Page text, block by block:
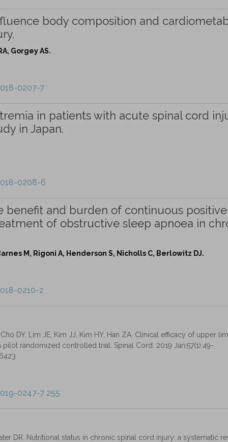
body composition and
Gorgey AS.
0207-7
in patients with acute spinal cord
in Japan.
0208-6
benefit and burden of continuous positive
of obstructive sleep apnoea in
M, Rigoni A, Henderson S, Nicholls C, Berlowitz DJ.
0210-z
DY, Lim JE, Kim JJ, Kim HY, Han ZA. Clinical efficacy of upper
randomized controlled trial. Spinal Cord. 2019 Jan;57(1):49-
0247-7 255
DR. Nutritional status in chronic spinal cord injury: a systematic